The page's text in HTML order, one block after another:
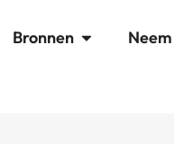
Bronnen